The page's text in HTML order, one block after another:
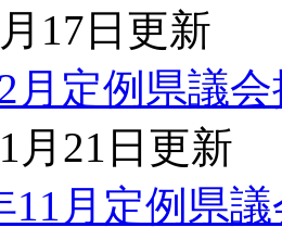
17日更新
月定例県議
月21日更新
11月定例県